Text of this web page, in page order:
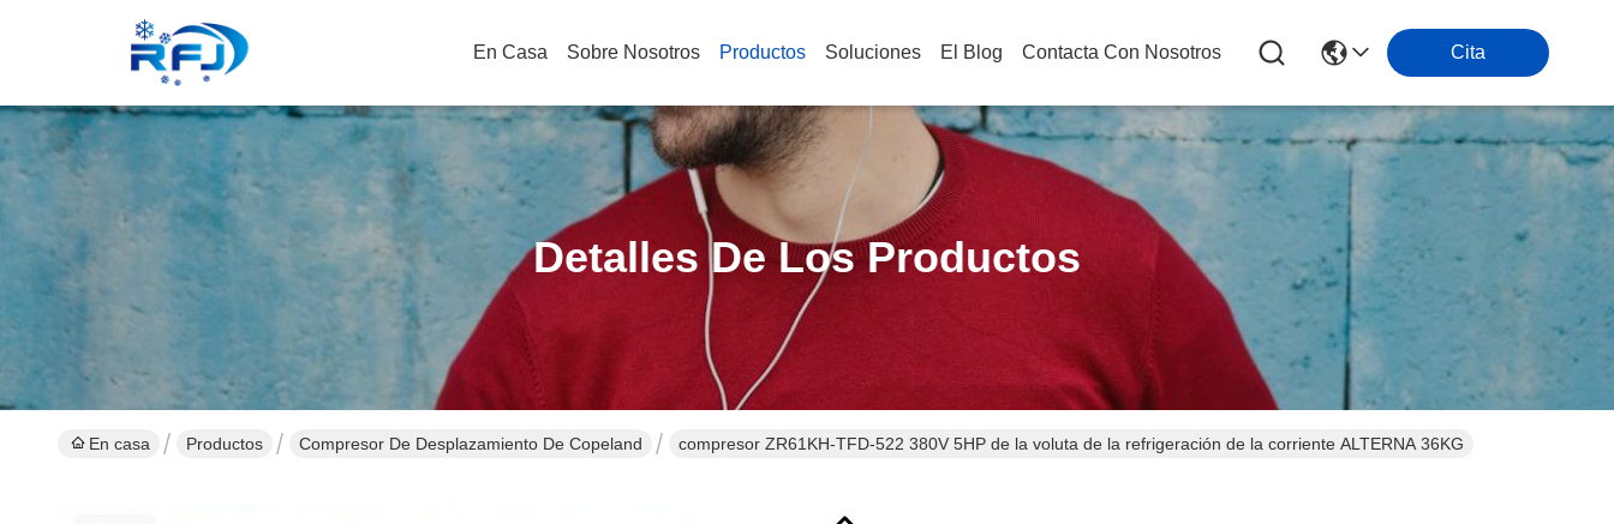
En Casa Sobre Nosotros Productos Soluciones El Blog Contacta Con Nosotros Cita
Detalles De Los Productos
En casa Productos Compresor De Desplazamiento De Copeland compresor ZR61KH-TFD-522 380V 5HP de la voluta de la refrigeración de la corriente ALTERNA 36KG